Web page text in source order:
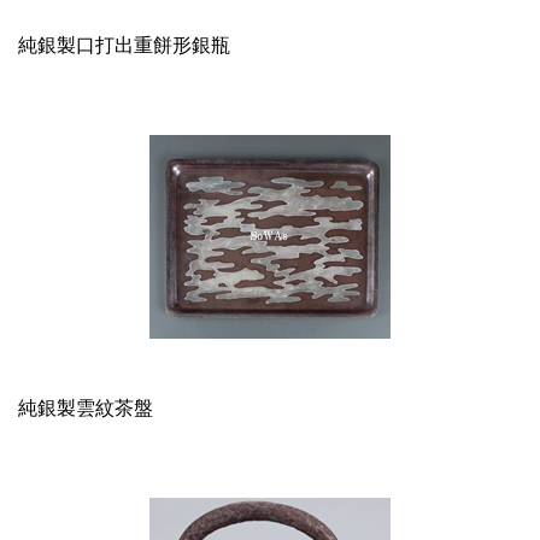
純銀製口打出重餅形銀瓶
純銀製雲紋茶盤